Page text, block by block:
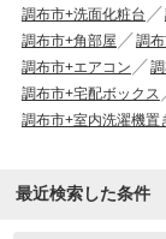
調布市+洗面化粧台
調布市+角部屋
調
調布市+エアコン
調布市+宅配ボックス
調布市+室内洗濯機置
最近検索した条件